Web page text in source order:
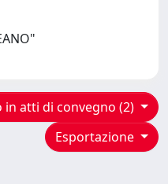
atti di convegno (2)
Esportazione